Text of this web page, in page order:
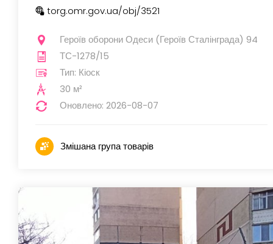
torg.omr.gov.ua/obj/3521
Героїв оборони Одеси (Героїв Сталінграда) 94
ТС-1278/15
Тип: Кіоск
30 м²
Оновлено: 2026-08-07
Змішана група товарів